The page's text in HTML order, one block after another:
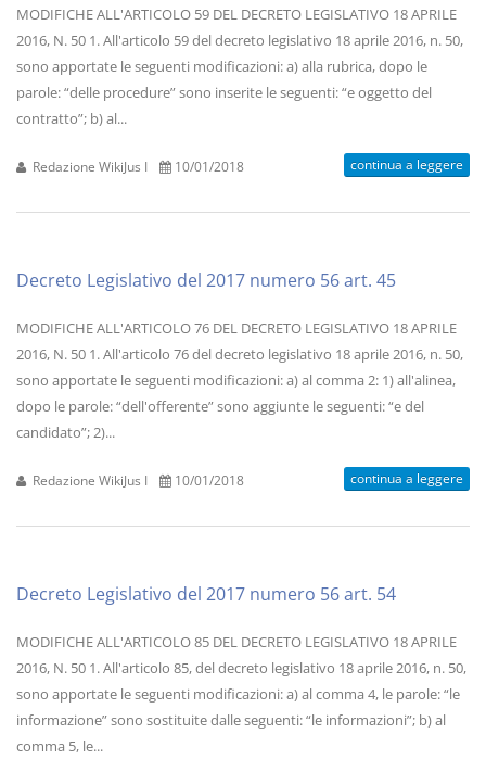
MODIFICHE ALL'ARTICOLO 59 DEL DECRETO LEGISLATIVO 18 APRILE
2016, N. 50 1. All'articolo 59 del decreto legislativo 18 aprile 2016, n. 50,
sono apportate le seguenti modificazioni: a) alla rubrica, dopo le
parole: “delle procedure” sono inserite le seguenti: “e oggetto del
contratto”; b) al...
Redazione WikiJus I 10/01/2018 continua a leggere
Decreto Legislativo del 2017 numero 56 art. 45
MODIFICHE ALL'ARTICOLO 76 DEL DECRETO LEGISLATIVO 18 APRILE
2016, N. 50 1. All'articolo 76 del decreto legislativo 18 aprile 2016, n. 50,
sono apportate le seguenti modificazioni: a) al comma 2: 1) all'alinea,
dopo le parole: “dell'offerente” sono aggiunte le seguenti: “e del
candidato”; 2)...
Redazione WikiJus I 10/01/2018 continua a leggere
Decreto Legislativo del 2017 numero 56 art. 54
MODIFICHE ALL'ARTICOLO 85 DEL DECRETO LEGISLATIVO 18 APRILE
2016, N. 50 1. All'articolo 85, del decreto legislativo 18 aprile 2016, n. 50,
sono apportate le seguenti modificazioni: a) al comma 4, le parole: “le
informazione” sono sostituite dalle seguenti: “le informazioni”; b) al
comma 5, le...